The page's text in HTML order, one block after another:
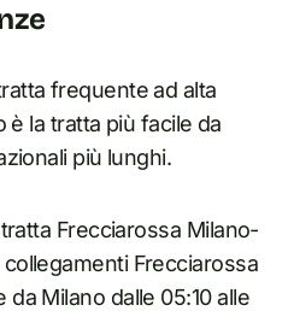
frequente ad alta
è la tratta più facile da
più lunghi.
Frecciarossa Milano-
Frecciarossa
Milano dalle 05:10 alle